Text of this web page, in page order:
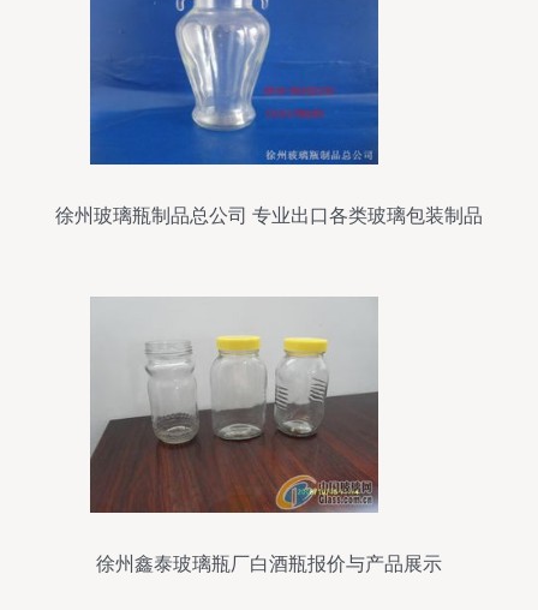
徐州玻璃瓶制品总公司 专业出口各类玻璃包装制品
徐州鑫泰玻璃瓶厂白酒瓶报价与产品展示